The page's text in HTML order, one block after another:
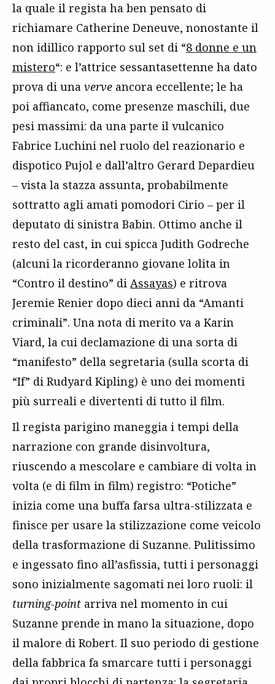
la quale il regista ha ben pensato di
richiamare Catherine Deneuve, nonostante il
non idillico rapporto sul set di “8 donne e un
mistero“: e l’attrice sessantasettenne ha dato
prova di una verve ancora eccellente; le ha
poi affiancato, come presenze maschili, due
pesi massimi: da una parte il vulcanico
Fabrice Luchini nel ruolo del reazionario e
dispotico Pujol e dall’altro Gerard Depardieu
– vista la stazza assunta, probabilmente
sottratto agli amati pomodori Cirio – per il
deputato di sinistra Babin. Ottimo anche il
resto del cast, in cui spicca Judith Godreche
(alcuni la ricorderanno giovane lolita in
“Contro il destino” di Assayas) e ritrova
Jeremie Renier dopo dieci anni da “Amanti
criminali”. Una nota di merito va a Karin
Viard, la cui declamazione di una sorta di
“manifesto” della segretaria (sulla scorta di
“If” di Rudyard Kipling) è uno dei momenti
più surreali e divertenti di tutto il film.
Il regista parigino maneggia i tempi della
narrazione con grande disinvoltura,
riuscendo a mescolare e cambiare di volta in
volta (e di film in film) registro: “Potiche”
inizia come una buffa farsa ultra-stilizzata e
finisce per usare la stilizzazione come veicolo
della trasformazione di Suzanne. Pulitissimo
e ingessato fino all’asfissia, tutti i personaggi
sono inizialmente sagomati nei loro ruoli: il
turning-point arriva nel momento in cui
Suzanne prende in mano la situazione, dopo
il malore di Robert. Il suo periodo di gestione
della fabbrica fa smarcare tutti i personaggi